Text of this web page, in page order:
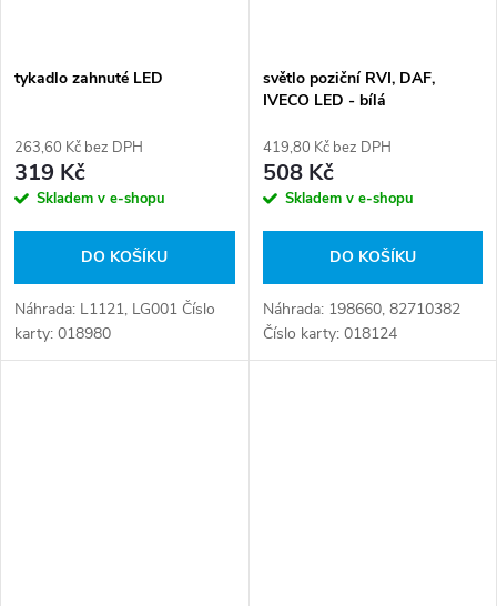
tykadlo zahnuté LED
263,60 Kč bez DPH
319 Kč
Skladem v e-shopu
DO KOŠÍKU
Náhrada: L1121, LG001 Číslo
karty: 018980
světlo poziční RVI, DAF,
IVECO LED - bílá
419,80 Kč bez DPH
508 Kč
Skladem v e-shopu
DO KOŠÍKU
Náhrada: 198660, 82710382
Číslo karty: 018124